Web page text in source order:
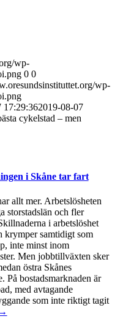
wp-
0 0
wp-
17:29:362019-08-07
cykelstad – men
i Skåne tar fart
allt mer. Arbetslösheten
storstadslän och fler
i arbetslöshet
krymper samtidigt som
inte minst inom
Men jobbtillväxten sker
östra Skånes
bostadsmarknaden är
med avtagande
som inte riktigt tagit